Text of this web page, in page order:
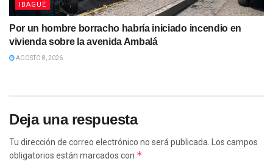
IBAGUÉ
Por un hombre borracho habría iniciado incendio en
vivienda sobre la avenida Ambalá
AGOSTO 8, 2026
Deja una respuesta
Tu dirección de correo electrónico no será publicada.
Los campos
obligatorios están marcados con *